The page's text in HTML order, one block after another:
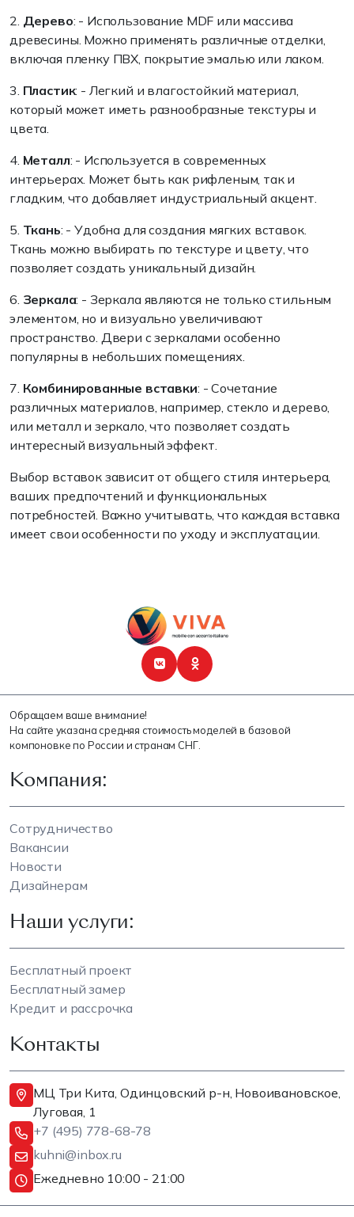
2. Дерево: - Использование MDF или массива
древесины. Можно применять различные отделки,
включая пленку ПВХ, покрытие эмалью или лаком.
3. Пластик: - Легкий и влагостойкий материал,
который может иметь разнообразные текстуры и
цвета.
4. Металл: - Используется в современных
интерьерах. Может быть как рифленым, так и
гладким, что добавляет индустриальный акцент.
5. Ткань: - Удобна для создания мягких вставок.
Ткань можно выбирать по текстуре и цвету, что
позволяет создать уникальный дизайн.
6. Зеркала: - Зеркала являются не только стильным
элементом, но и визуально увеличивают
пространство. Двери с зеркалами особенно
популярны в небольших помещениях.
7. Комбинированные вставки: - Сочетание
различных материалов, например, стекло и дерево,
или металл и зеркало, что позволяет создать
интересный визуальный эффект.
Выбор вставок зависит от общего стиля интерьера,
ваших предпочтений и функциональных
потребностей. Важно учитывать, что каждая вставка
имеет свои особенности по уходу и эксплуатации.
Обращаем ваше внимание!
На сайте указана средняя стоимость моделей в базовой
компоновке по России и странам СНГ.
Компания:
Сотрудничество
Вакансии
Новости
Дизайнерам
Наши услуги:
Бесплатный проект
Бесплатный замер
Кредит и рассрочка
Контакты
МЦ Три Кита, Одинцовский р-н, Новоивановское,
Луговая, 1
+7 (495) 778-68-78
kuhni@inbox.ru
Ежедневно 10:00 - 21:00